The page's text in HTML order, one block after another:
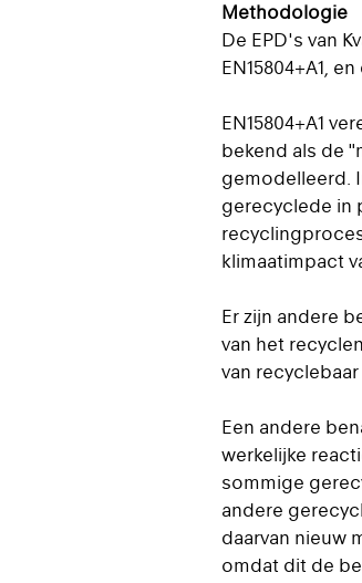
Methodologie
De EPD's van
EN15804+A1,
EN15804+A1
bekend als de
gemodelleerd.
gerecyclede in
klimaatimpact
Er zijn andere
van het
van recyclebaar
Een andere
werkelijke
sommige
andere
daarvan nieuw
omdat dit de